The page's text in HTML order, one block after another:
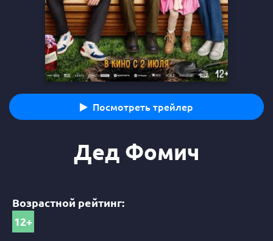
Посмотреть трейлер
Дед Фомич
Возрастной рейтинг:
12+